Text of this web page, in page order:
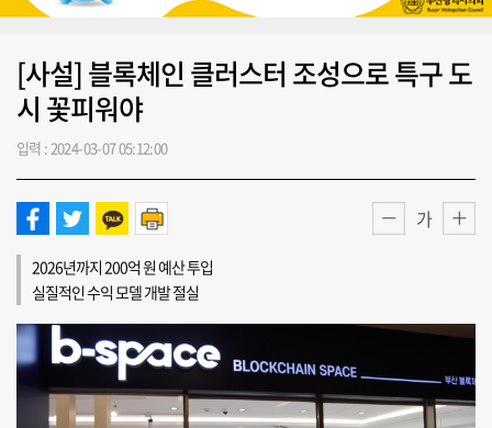
[사설] 블록체인 클러스터 조성으로 특구 도
시 꽃피워야
입력 : 2024-03-07 05:12:00
가
2026년까지 200억 원 예산 투입
실질적인 수익 모델 개발 절실